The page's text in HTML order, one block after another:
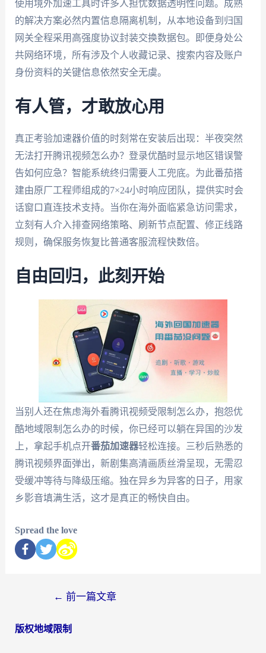
使用境外加速工具时许多人担忧数据透明性问题。成熟
的解决方案必然内置信息隔离机制，从本地设备到归国
网关全程采用高强度协议封装交换数据包。即便身处公
共网络环境，所有涉及个人收藏记录、搜索内容及账户
身份资料的关键信息依然安全无虞。
有人管，才敢放心用
真正考验加速器价值的时刻常在安装后出现：半夜突然
无法打开腾讯视频怎么办？登录优酷时显示地区错误警
告如何应急？智能系统终归需要人工兜底。为此番茄搭
建由原厂工程师组成的7×24小时响应团队，提供实时会
话窗口直连技术支持。当你在海外面临紧急访问需求，
立刻有人介入排查网络策略、刷新节点配置、修正线路
规则，确保服务恢复比普通客服流程快数倍。
自由回归，此刻开始
当别人还在焦虑海外看腾讯视频受限制怎么办，抱怨优
酷地域限制怎么办的时候，你已经可以躺在异国的沙发
上，拿起手机点开番茄加速器轻松连接。三秒后熟悉的
腾讯视频界面弹出，新剧集高清画质丝滑呈现，无需忍
受缓冲等待与降级压缩。独在异乡为异客的日子，用家
乡影音填满生活，这才是真正的畅快自由。
Spread the love
← 前一篇文章
版权地域限制